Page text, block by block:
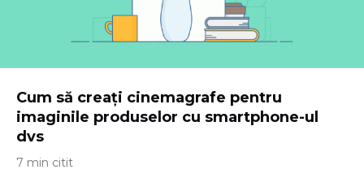
Cum să creați cinemagrafe pentru
imaginile produselor cu smartphone-ul
dvs
7 min citit